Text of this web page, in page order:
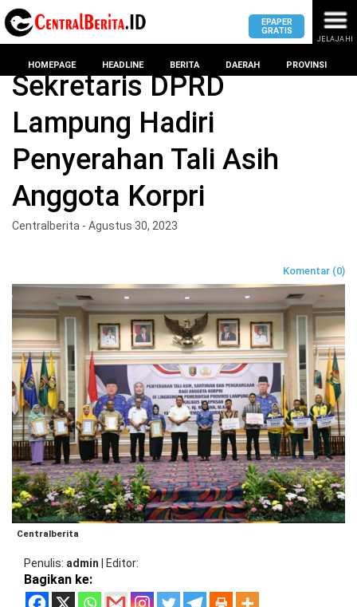
MASUK
KOTA
METRO
PESAWARAN
TANGGAMUS
PRINGSEWU
LAMPUNG
SELATAN
LAMPUNG
TENGAH
LAMPUNG
BARAT
DPRD
BANDAR
LAMPUNG
DPRD
METRO
DPRD
PESAWARAN
DPRD
TANGGAMUS
DPRD
DPRD
LAMSEL
LAMPUNG
BANTEN
JAWAB
BARAT
DKI
JAKARTA
EPAPER
GRATIS
JELAJAHI
HOMEPAGE HEADLINE BERITA DAERAH PROVINSI
Sekretaris DPRD
Lampung Hadiri
Penyerahan Tali Asih
Anggota Korpri
Centralberita - Agustus 30, 2023
Komentar (0)
Centralberita
Penulis admin Editor
Bagikan ke: